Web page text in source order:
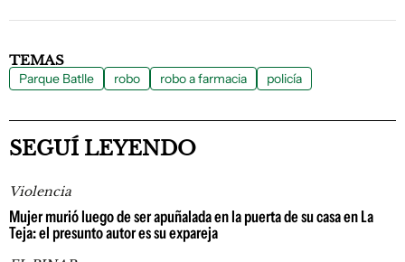
TEMAS
Parque Batlle robo robo a farmacia policía
SEGUÍ LEYENDO
Violencia
Mujer murió luego de ser apuñalada en la puerta de su casa en La
Teja: el presunto autor es su expareja